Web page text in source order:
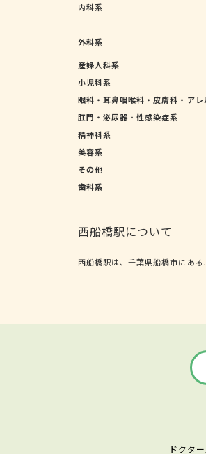
内科系
外科系
産婦人科系
小児科系
眼科・耳鼻咽喉科・皮膚科・アレ
肛門・泌尿器・性感染症系
精神科系
美容系
その他
歯科系
西船橋駅について
西船橋駅は、千葉県船橋市にあ
ドクタ